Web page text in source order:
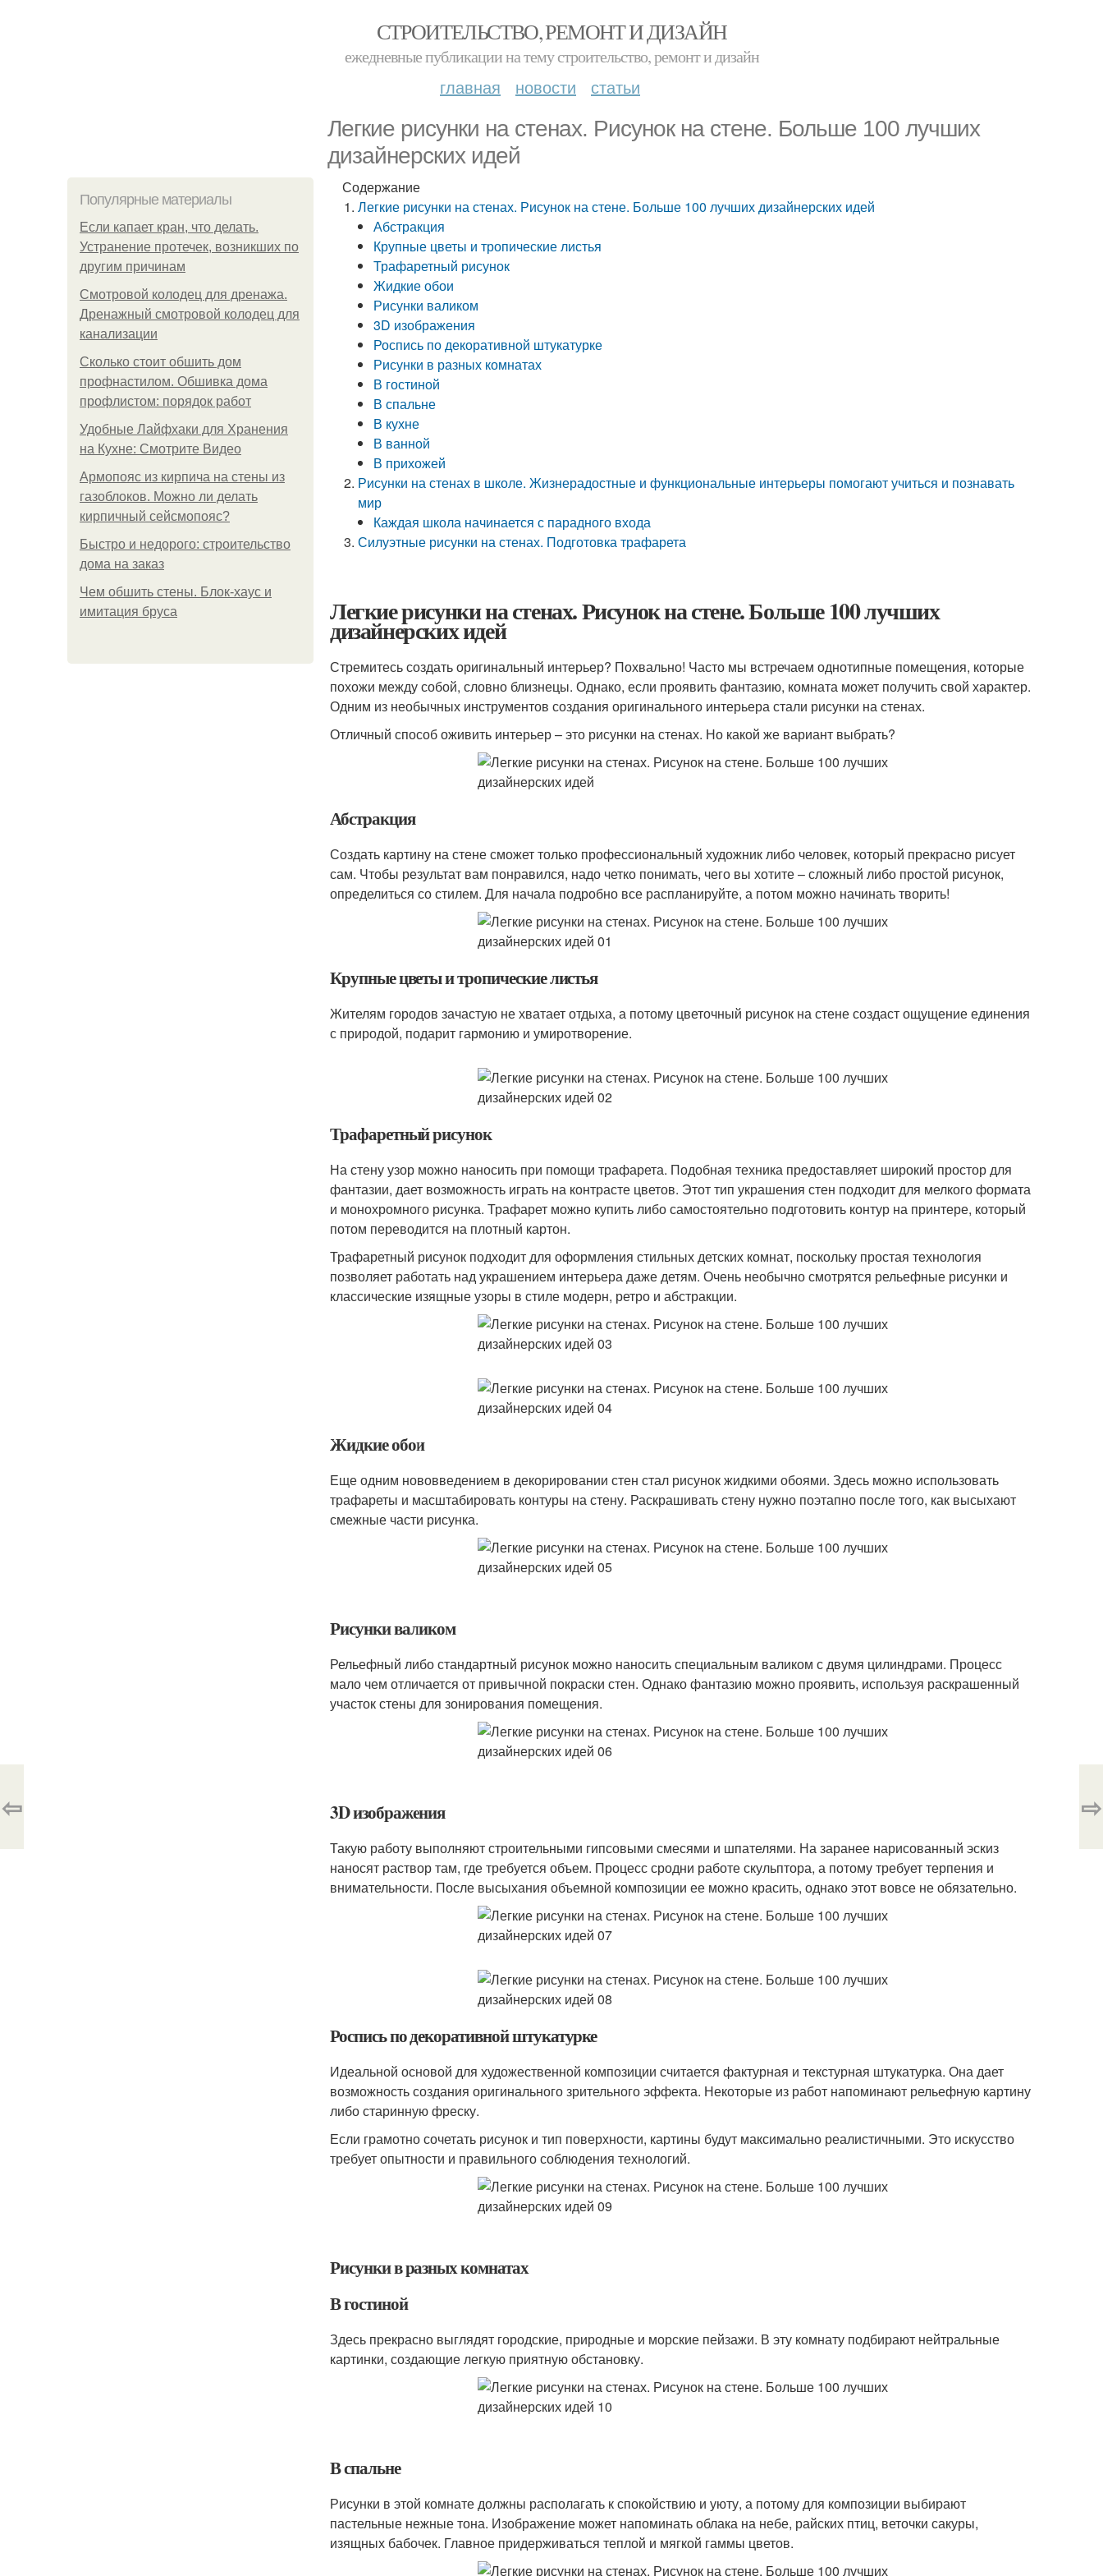
СТРОИТЕЛЬСТВО, РЕМОНТ И ДИЗАЙН
ежедневные публикации на тему строительство, ремонт и дизайн
главная новости статьи
Легкие рисунки на стенах. Рисунок на стене. Больше 100 лучших
дизайнерских идей
Популярные материалы
Если капает кран, что делать.
Устранение протечек, возникших по
другим причинам
Смотровой колодец для дренажа.
Дренажный смотровой колодец для
канализации
Сколько стоит обшить дом
профнастилом. Обшивка дома
профлистом: порядок работ
Удобные Лайфхаки для Хранения
на Кухне: Смотрите Видео
Армопояс из кирпича на стены из
газоблоков. Можно ли делать
кирпичный сейсмопояс?
Быстро и недорого: строительство
дома на заказ
Чем обшить стены. Блок-хаус и
имитация бруса
Содержание
Легкие рисунки на стенах. Рисунок на стене. Больше 100 лучших дизайнерских идей
Абстракция
Крупные цветы и тропические листья
Трафаретный рисунок
Жидкие обои
Рисунки валиком
3D изображения
Роспись по декоративной штукатурке
Рисунки в разных комнатах
В гостиной
В спальне
В кухне
В ванной
В прихожей
Рисунки на стенах в школе. Жизнерадостные и функциональные интерьеры помогают учиться и познавать
мир
Каждая школа начинается с парадного входа
Силуэтные рисунки на стенах. Подготовка трафарета
Легкие рисунки на стенах. Рисунок на стене. Больше 100 лучших
дизайнерских идей
Стремитесь создать оригинальный интерьер? Похвально! Часто мы встречаем однотипные помещения, которые
похожи между собой, словно близнецы. Однако, если проявить фантазию, комната может получить свой характер.
Одним из необычных инструментов создания оригинального интерьера стали рисунки на стенах.
Отличный способ оживить интерьер – это рисунки на стенах. Но какой же вариант выбрать?
Абстракция
Создать картину на стене сможет только профессиональный художник либо человек, который прекрасно рисует
сам. Чтобы результат вам понравился, надо четко понимать, чего вы хотите – сложный либо простой рисунок,
определиться со стилем. Для начала подробно все распланируйте, а потом можно начинать творить!
Крупные цветы и тропические листья
Жителям городов зачастую не хватает отдыха, а потому цветочный рисунок на стене создаст ощущение единения
с природой, подарит гармонию и умиротворение.
Трафаретный рисунок
На стену узор можно наносить при помощи трафарета. Подобная техника предоставляет широкий простор для
фантазии, дает возможность играть на контрасте цветов. Этот тип украшения стен подходит для мелкого формата
и монохромного рисунка. Трафарет можно купить либо самостоятельно подготовить контур на принтере, который
потом переводится на плотный картон.
Трафаретный рисунок подходит для оформления стильных детских комнат, поскольку простая технология
позволяет работать над украшением интерьера даже детям. Очень необычно смотрятся рельефные рисунки и
классические изящные узоры в стиле модерн, ретро и абстракции.
Жидкие обои
Еще одним нововведением в декорировании стен стал рисунок жидкими обоями. Здесь можно использовать
трафареты и масштабировать контуры на стену. Раскрашивать стену нужно поэтапно после того, как высыхают
смежные части рисунка.
Рисунки валиком
Рельефный либо стандартный рисунок можно наносить специальным валиком с двумя цилиндрами. Процесс
мало чем отличается от привычной покраски стен. Однако фантазию можно проявить, используя раскрашенный
участок стены для зонирования помещения.
3D изображения
Такую работу выполняют строительными гипсовыми смесями и шпателями. На заранее нарисованный эскиз
наносят раствор там, где требуется объем. Процесс сродни работе скульптора, а потому требует терпения и
внимательности. После высыхания объемной композиции ее можно красить, однако этот вовсе не обязательно.
Роспись по декоративной штукатурке
Идеальной основой для художественной композиции считается фактурная и текстурная штукатурка. Она дает
возможность создания оригинального зрительного эффекта. Некоторые из работ напоминают рельефную картину
либо старинную фреску.
Если грамотно сочетать рисунок и тип поверхности, картины будут максимально реалистичными. Это искусство
требует опытности и правильного соблюдения технологий.
Рисунки в разных комнатах
В гостиной
Здесь прекрасно выглядят городские, природные и морские пейзажи. В эту комнату подбирают нейтральные
картинки, создающие легкую приятную обстановку.
В спальне
Рисунки в этой комнате должны располагать к спокойствию и уюту, а потому для композиции выбирают
пастельные нежные тона. Изображение может напоминать облака на небе, райских птиц, веточки сакуры,
изящных бабочек. Главное придерживаться теплой и мягкой гаммы цветов.
⇦ ⇨